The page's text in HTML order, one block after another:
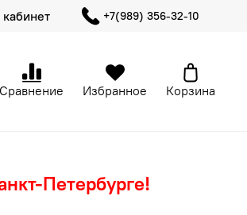
+7(989) 356-32-10
Сравнение Избранное Корзина
Петербурге!